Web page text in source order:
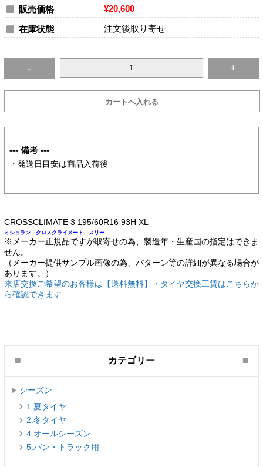
販売価格 ¥20,600
在庫状態 注文後取り寄せ
--- 備考 ---
・発送日目安は商品入荷後
CROSSCLIMATE 3 195/60R16 93H XL
ミシュラン クロスクライメート スリー
※メーカー正規品ですが取寄せの為、製造年・生産国の指定はできま
せん。
（メーカー提供サンプル画像の為、パターン等の詳細が異なる場合が
あります。）
来店交換ご希望のお客様は【送料無料】・タイヤ交換工賃はこちらか
ら確認できます
カテゴリー
シーズン
1.夏タイヤ
2.冬タイヤ
4.オールシーズン
5.バン・トラック用